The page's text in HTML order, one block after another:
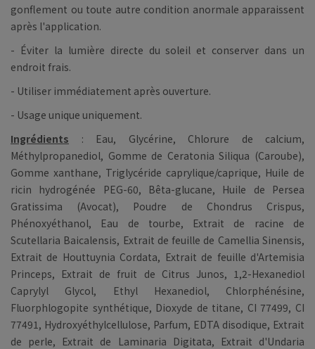
gonflement ou toute autre condition anormale apparaissent
après l'application.
- Éviter la lumière directe du soleil et conserver dans un
endroit frais.
- Utiliser immédiatement après ouverture.
- Usage unique uniquement.
Ingrédients : Eau, Glycérine, Chlorure de calcium,
Méthylpropanediol, Gomme de Ceratonia Siliqua (Caroube),
Gomme xanthane, Triglycéride caprylique/caprique, Huile de
ricin hydrogénée PEG-60, Bêta-glucane, Huile de Persea
Gratissima (Avocat), Poudre de Chondrus Crispus,
Phénoxyéthanol, Eau de tourbe, Extrait de racine de
Scutellaria Baicalensis, Extrait de feuille de Camellia Sinensis,
Extrait de Houttuynia Cordata, Extrait de feuille d'Artemisia
Princeps, Extrait de fruit de Citrus Junos, 1,2-Hexanediol
Caprylyl Glycol, Ethyl Hexanediol, Chlorphénésine,
Fluorphlogopite synthétique, Dioxyde de titane, CI 77499, CI
77491, Hydroxyéthylcellulose, Parfum, EDTA disodique, Extrait
de perle, Extrait de Laminaria Digitata, Extrait d'Undaria